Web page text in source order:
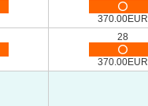
370.00EUR
28
370.00EUR